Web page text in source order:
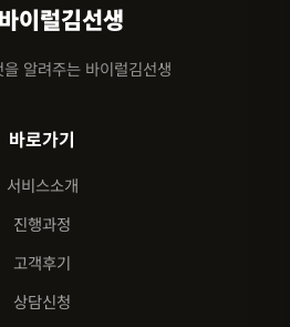
바이럴김선생
알려주는 바이럴김선생
바로가기
서비스소개
진행과정
고객후기
상담신청